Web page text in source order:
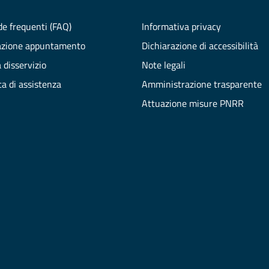
frequenti (FAQ)
appuntamento
disservizio
di assistenza
Informativa privacy
Dichiarazione di accessibilità
Note legali
Amministrazione trasparente
Attuazione misure PNRR